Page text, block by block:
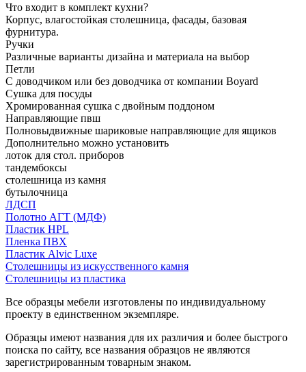
Что входит в комплект кухни?
Корпус, влагостойкая столешница, фасады, базовая
фурнитура.
Ручки
Различные варианты дизайна и материала на выбор
Петли
С доводчиком или без доводчика от компании Boyard
Сушка для посуды
Хромированная сушка с двойным поддоном
Направляющие пвш
Полновыдвижные шариковые направляющие для ящиков
Дополнительно можно установить
лоток для стол. приборов
тандембоксы
столешница из камня
бутылочница
ЛДСП
Полотно АГТ (МДФ)
Пластик HPL
Пленка ПВХ
Пластик Alvic Luxe
Столешницы из искусственного камня
Столешницы из пластика
Все образцы мебели изготовлены по индивидуальному
проекту в единственном экземпляре.
Образцы имеют названия для их различия и более быстрого
поиска по сайту, все названия образцов не являются
зарегистрированным товарным знаком.